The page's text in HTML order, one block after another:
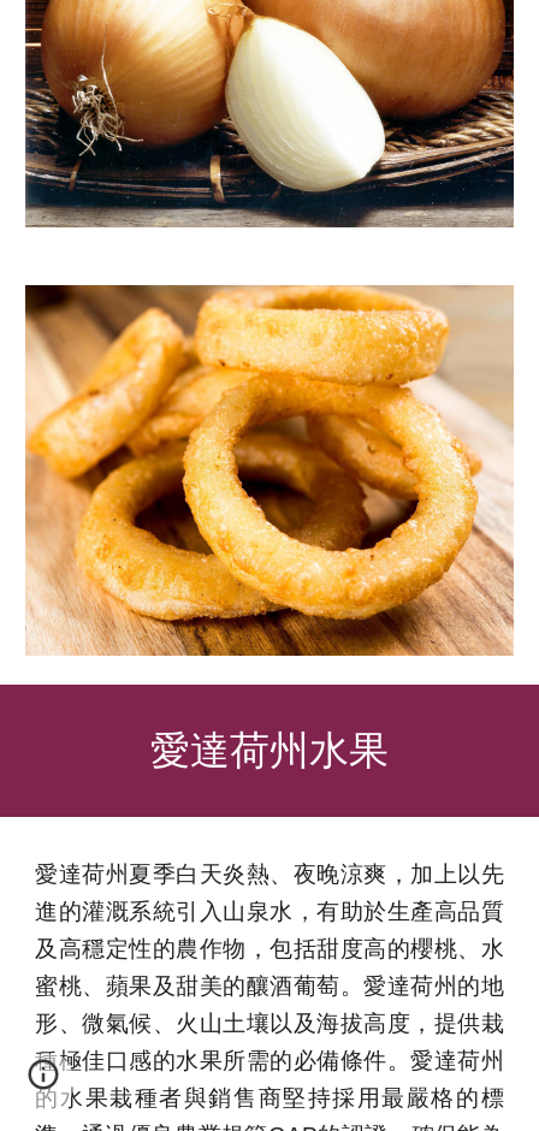
愛達荷州 水果
愛達荷州夏季白天炎熱、夜晚涼爽，加上以先
進的灌溉系統引入山泉水，有助於生產高品質
及高穩定性的農作物，包括甜度高的櫻桃、水
蜜桃、蘋果及甜美的釀酒葡萄。愛達荷州的地
形、微氣候、火山土壤以及海拔高度，提供栽
種極佳口感的水果所需的必備條件。愛達荷州
的水果栽種者與銷售商堅持採用最嚴格的標